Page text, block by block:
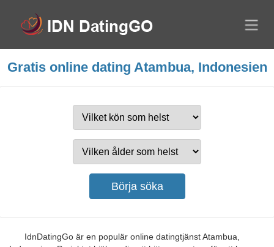
Gratis online dating Atambua, Indonesien
IdnDatingGo är en populär online datingtjänst Atambua,